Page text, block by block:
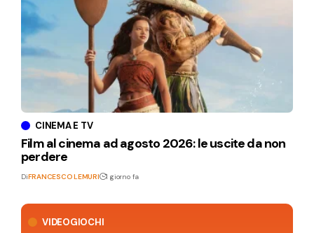
VIDEOGIOCHI
CINEMA E TV
Film al cinema ad agosto 2026: le uscite da non
perdere
DiFRANCESCO LEMURI 1 giorno fa